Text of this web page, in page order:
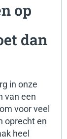
op
dan
in onze
van een
voor veel
oprecht en
heel